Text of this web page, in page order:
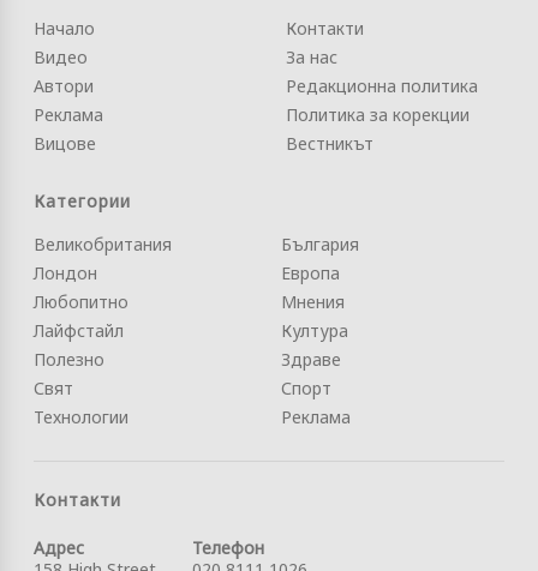
Начало
Видео
Автори
Реклама
Вицове
Контакти
За нас
Редакционна политика
Политика за корекции
Вестникът
Категории
Великобритания
Лондон
Любопитно
Лайфстайл
Полезно
Свят
Технологии
България
Европа
Мнения
Култура
Здраве
Спорт
Реклама
Контакти
Адрес
Телефон